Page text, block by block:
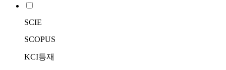
SCIE
SCOPUS
KCI등재